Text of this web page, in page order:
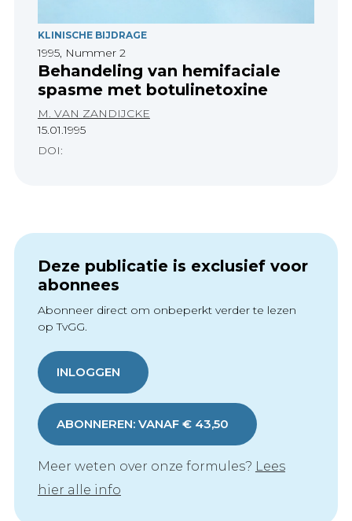
KLINISCHE BIJDRAGE
1995, Nummer 2
Behandeling van hemifaciale
spasme met botulinetoxine
M. VAN ZANDIJCKE
15.01.1995
DOI:
Deze publicatie is exclusief voor
abonnees
Abonneer direct om onbeperkt verder te lezen
op TvGG.
INLOGGEN
ABONNEREN: VANAF € 43,50
Meer weten over onze formules? Lees
hier alle info